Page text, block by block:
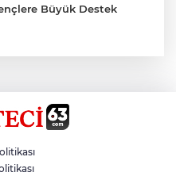
Büyük Destek
Ulaşım Çalışması